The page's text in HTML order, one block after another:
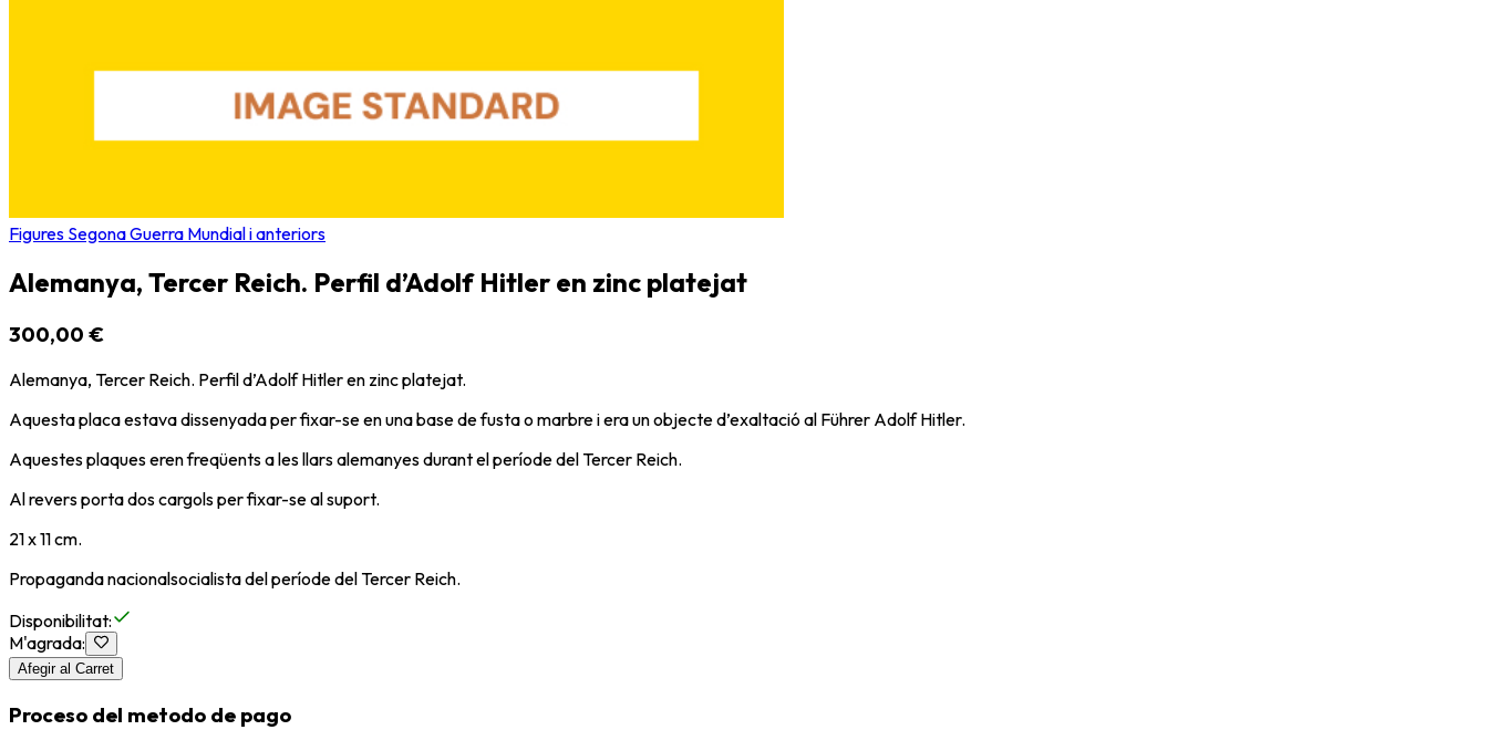
Figures Segona Guerra Mundial i anteriors
Alemanya, Tercer Reich. Perfil d’Adolf Hitler en zinc platejat
300,00 €
Alemanya, Tercer Reich. Perfil d’Adolf Hitler en zinc platejat.
Aquesta placa estava dissenyada per fixar-se en una base de fusta o marbre i era un objecte d’exaltació al Führer Adolf Hitler.
Aquestes plaques eren freqüents a les llars alemanyes durant el període del Tercer Reich.
Al revers porta dos cargols per fixar-se al suport.
21 x 11 cm.
Propaganda nacionalsocialista del període del Tercer Reich.
Disponibilitat:
M'agrada:
Afegir al Carret
Proceso del metodo de pago